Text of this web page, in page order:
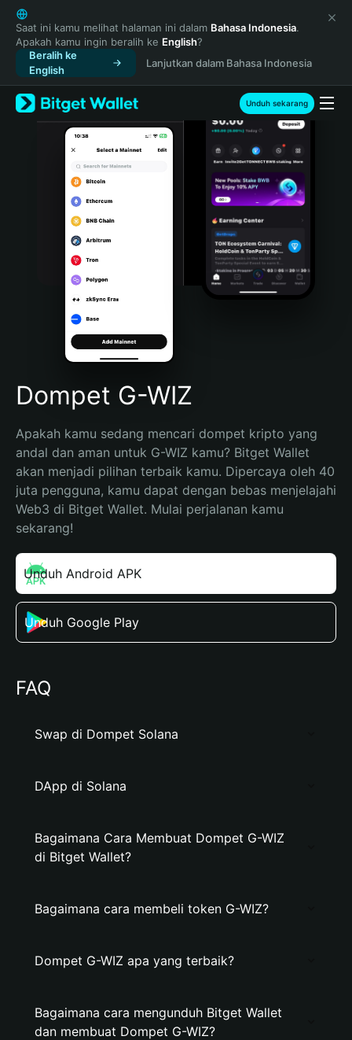
English
日本語
Tiếng Việt
Русский
Español (Latinoamérica)
Türkçe
Italiano
Português (Portugal)
Bahasa Indonesia
Português (Brasil)
Español (Argentina)
Saat ini kamu melihat halaman ini dalam Bahasa Indonesia.
Apakah kamu ingin beralih ke English?
Beralih ke
English
Lanjutkan dalam Bahasa Indonesia
Unduh sekarang
Dompet G-WIZ
Apakah kamu sedang mencari dompet kripto yang
andal dan aman untuk G-WIZ kamu? Bitget Wallet
akan menjadi pilihan terbaik kamu. Dipercaya oleh 40
juta pengguna, kamu dapat dengan bebas menjelajahi
Web3 di Bitget Wallet. Mulai perjalanan kamu
sekarang!
Unduh Android APK
Unduh Google Play
FAQ
Swap di Dompet Solana
DApp di Solana
Bagaimana Cara Membuat Dompet G-WIZ
di Bitget Wallet?
Bagaimana cara membeli token G-WIZ?
Dompet G-WIZ apa yang terbaik?
Bagaimana cara mengunduh Bitget Wallet
dan membuat Dompet G-WIZ?